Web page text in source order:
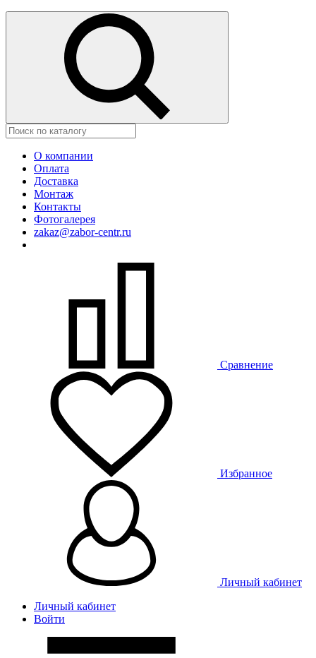
О компании
Оплата
Доставка
Монтаж
Контакты
Фотогалерея
zakaz@zabor-centr.ru
Сравнение
Избранное
Личный кабинет
Личный кабинет
Войти